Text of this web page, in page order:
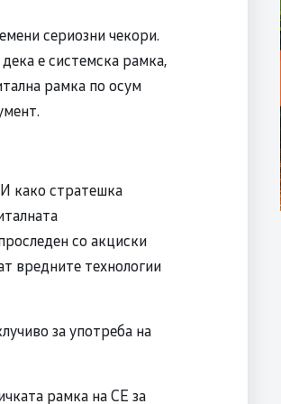
сериозни чекори.
е системска рамка,
рамка по осум
како стратешка
со акциски
вредните технологии
за употреба на
рамка на СЕ за